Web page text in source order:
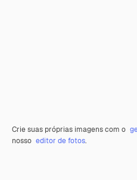
Crie suas próprias imagens com o
nosso editor de fotos.